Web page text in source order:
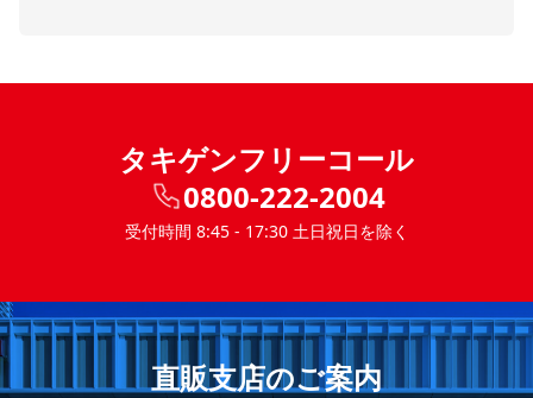
タキゲンフリーコール
0800-222-2004
受付時間 8:45 - 17:30 土日祝日を除く
直販支店のご案内